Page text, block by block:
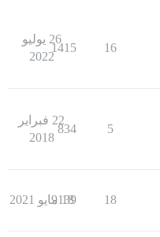
16
1415
26 يوليو
2022
5
834
22 فبراير
2018
18
9139
18 مايو 2021